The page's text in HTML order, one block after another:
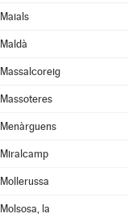
Maials
Maldà
Massalcoreig
Massoteres
Menàrguens
Miralcamp
Mollerussa
Molsosa, la